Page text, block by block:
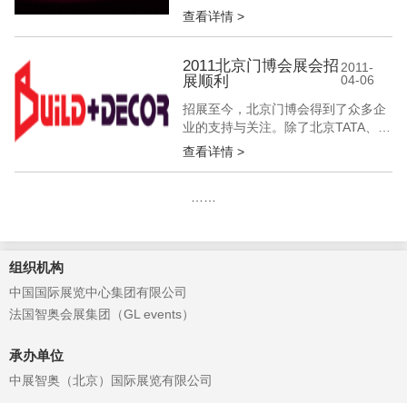
产品无创新 缺乏展览意义 参与展会
品。但是大多数与会者反应，展会陈
列的产品没什么新意，而且每个品牌
的产品都差不多，毫无明显差别。厂
家更多的...
查看详情 >
2011北京门博会展会招
展顺利
2011-
04-06
招展至今，北京门博会得到了众多企
业的支持与关注。除了北京TATA、广
东润成创展等大型知名企业再度参展
三威木业、沃家木门等新一代门类生
查看详情 >
组织机构
中国国际展览中心集团有限公司
法国智奥会展集团（GL events）
承办单位
中展智奥（北京）国际展览有限公司